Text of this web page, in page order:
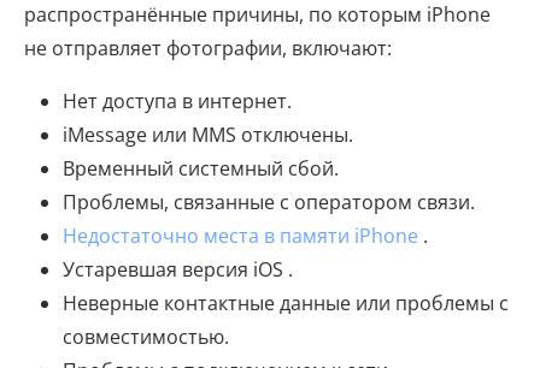
распространённые причины, по которым iPhone
не отправляет фотографии, включают:
Нет доступа в интернет.
iMessage или MMS отключены.
Временный системный сбой.
Проблемы, связанные с оператором связи.
Недостаточно места в памяти iPhone .
Устаревшая версия iOS .
Неверные контактные данные или проблемы с
совместимостью.